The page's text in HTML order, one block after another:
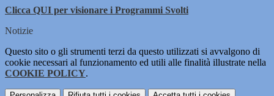
Clicca QUI per visionare i Programmi Svolti
Notizie
Questo sito o gli strumenti terzi da questo utilizzati si avvalgono di
cookie necessari al funzionamento ed utili alle finalità illustrate nella
COOKIE POLICY.